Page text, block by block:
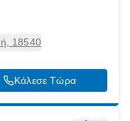
18540
Κάλεσε Τώρα